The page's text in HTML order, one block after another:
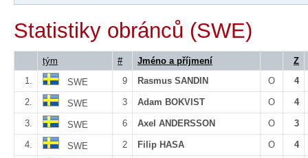
Statistiky obránců (SWE)
tým # Jméno a příjmení
Z
1.
SWE 9 Rasmus SANDIN O 4
2. SWE 3 Adam BOKVIST O 4
3. SWE 6 Axel ANDERSSON O 3
4. SWE 2 Filip HASA O 4